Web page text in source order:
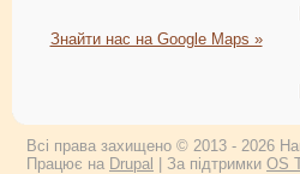
Знайти нас на Google Maps »
Всі права захищено © 2013 - 2026
Працює на Drupal | За підтримки OS